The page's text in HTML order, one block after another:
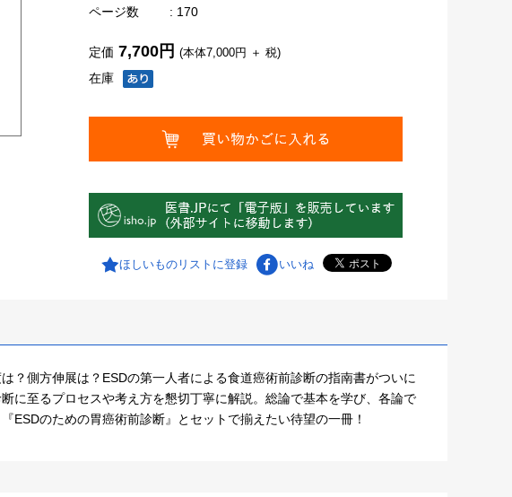
ページ数 : 170
在庫
定価 7,700円 (本体7,000円 ＋ 税)
ほしいものリストに登録 いいね
？側方伸展は？ESDの第一人者による食道癌術前診断の指南書がついに
に至るプロセスや考え方を懇切丁寧に解説。総論で基本を学び、各論で
ESDのための胃癌術前診断』とセットで揃えたい待望の一冊！